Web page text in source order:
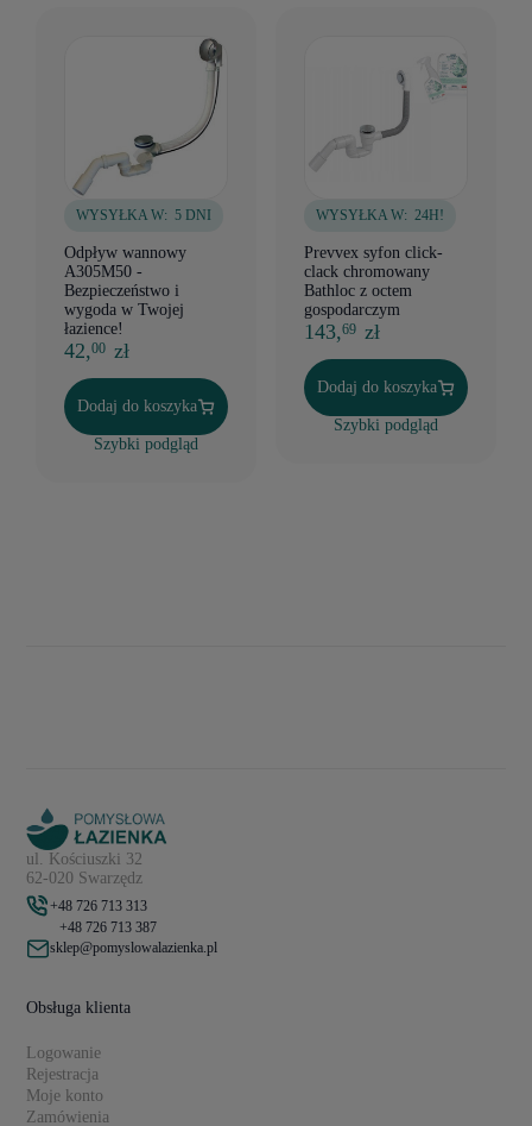
WYSYŁKA W: 5 DNI
Odpływ wannowy
A305M50 -
Bezpieczeństwo i
wygoda w Twojej
łazience!
42,00 zł
Dodaj do koszyka
Szybki podgląd
WYSYŁKA W: 24H!
Prevvex syfon click-
clack chromowany
Bathloc z octem
gospodarczym
143,69 zł
Dodaj do koszyka
Szybki podgląd
ul. Kościuszki 32
62-020 Swarzędz
+48 726 713 313
+48 726 713 387
sklep@pomyslowalazienka.pl
Obsługa klienta
Logowanie
Rejestracja
Moje konto
Zamówienia